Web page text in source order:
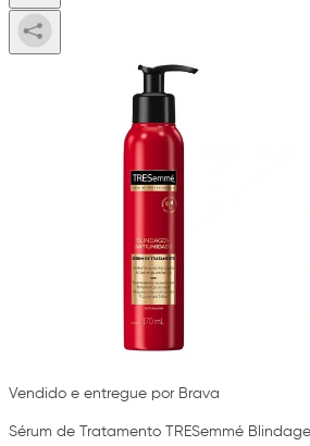
Vendido e entregue por Brava
Sérum de Tratamento TRESemmé